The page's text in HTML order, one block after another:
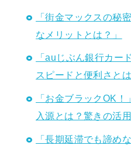
「街金マックスの秘
なメリットとは？」
「auじぶん銀行カー
スピードと便利さとは
「お金ブラックOK
入源とは？驚きの活
「長期延滞でも諦め